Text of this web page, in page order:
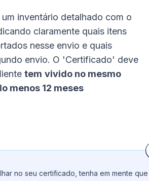
inventário detalhado com o
claramente quais itens
nesse envio e quais
envio. O 'Certificado' deve
tem vivido no mesmo
menos 12 meses
no seu certificado, tenha em mente que